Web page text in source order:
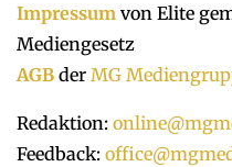
Impressum von Elite
Mediengesetz
AGB der MG
Redaktion:
Feedback: